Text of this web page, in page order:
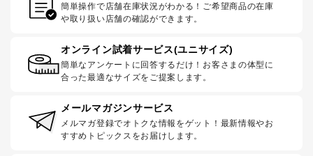
簡単操作で店舗在庫状況がわかる！ご希望商品の在庫
や取り扱い店舗の確認ができます。
オンライン試着サービス(ユニサイズ)
簡単なアンケートに回答するだけ！お客さまの体型に
合った最適なサイズをご提案します。
メールマガジンサービス
メルマガ登録でオトクな情報をゲット！最新情報やお
すすめトピックスをお届けします。